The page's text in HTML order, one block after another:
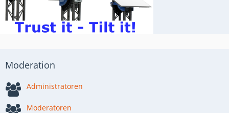
Moderation
Administratoren
Moderatoren